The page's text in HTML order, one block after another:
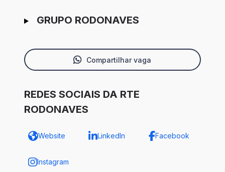
GRUPO RODONAVES
Compartilhar vaga
REDES SOCIAIS DA RTE
RODONAVES
Website LinkedIn Facebook
Instagram